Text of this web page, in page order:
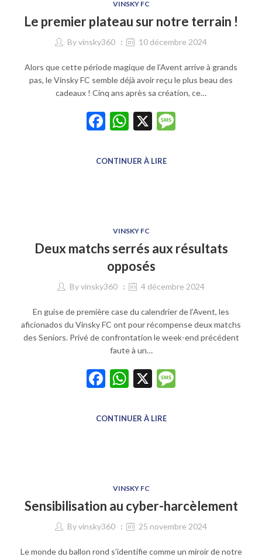
VINSKY FC
Le premier plateau sur notre terrain !
Byvinsky360 10 décembre 2024
Alors que cette période magique de l’Avent arrive à grands
pas, le Vinsky FC semble déjà avoir reçu le plus beau des
cadeaux ! Cinq ans après sa création, ce…
Facebook
WhatsApp
X
CONTINUER À LIRE
VINSKY FC
Deux matchs serrés aux résultats
opposés
Byvinsky360 4 décembre 2024
En guise de première case du calendrier de l’Avent, les
aficionados du Vinsky FC ont pour récompense deux matchs
des Seniors. Privé de confrontation le week-end précédent
faute à un…
Facebook
WhatsApp
X
CONTINUER À LIRE
VINSKY FC
Sensibilisation au cyber-harcèlement
Byvinsky360 25 novembre 2024
Le monde du ballon rond s’identifie comme un miroir de notre